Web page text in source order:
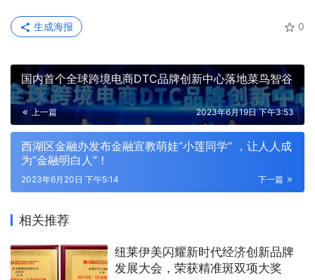
0
生成海报
国内首个全球跨境电商DTC品牌创新中心落地菜鸟智谷
上一篇 2023年6月19日 下午3:53
西湖区金融办发布金融宣教萌娃“小莲同学” ，让人人成
为“金融明白人”！
下一篇
2023年6月20日 下午5:14
相关推荐
纽莱伊美闪耀新时代经济创新品牌
发展大会，荣获精准斑双项大奖